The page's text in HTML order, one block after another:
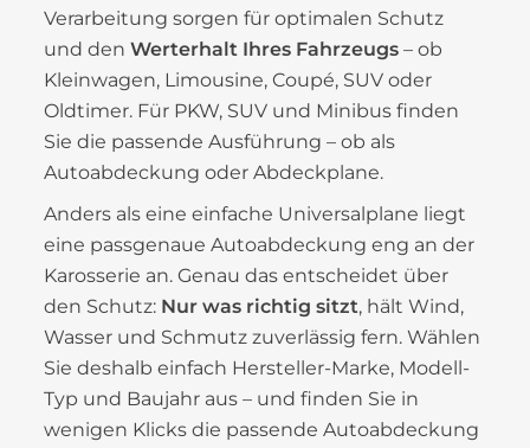
Verarbeitung sorgen für optimalen Schutz
und den Werterhalt Ihres Fahrzeugs – ob
Kleinwagen, Limousine, Coupé, SUV oder
Oldtimer. Für PKW, SUV und Minibus finden
Sie die passende Ausführung – ob als
Autoabdeckung oder Abdeckplane.
Anders als eine einfache Universalplane liegt
eine passgenaue Autoabdeckung eng an der
Karosserie an. Genau das entscheidet über
den Schutz: Nur was richtig sitzt, hält Wind,
Wasser und Schmutz zuverlässig fern. Wählen
Sie deshalb einfach Hersteller-Marke, Modell-
Typ und Baujahr aus – und finden Sie in
wenigen Klicks die passende Autoabdeckung